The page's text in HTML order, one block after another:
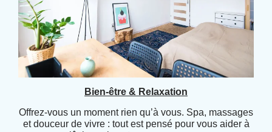
Bien-être & Relaxation
Offrez-vous un moment rien qu’à vous. Spa, massages
et douceur de vivre : tout est pensé pour vous aider à